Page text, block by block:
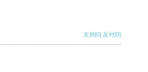
支持[0] 反对[0]